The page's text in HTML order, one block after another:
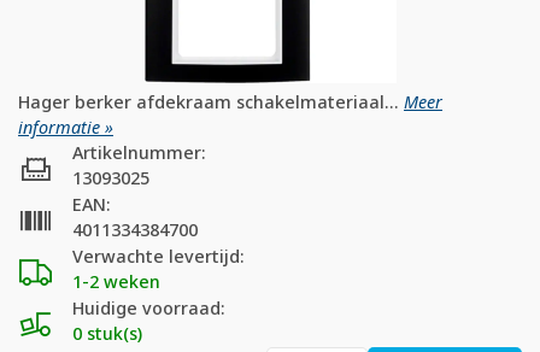
Hager berker afdekraam schakelmateriaal... Meer
informatie »
Verwachte levertijd:
1-2 weken
Huidige voorraad:
0 stuk(s)
Artikelnummer:
13093025
EAN:
4011334384700